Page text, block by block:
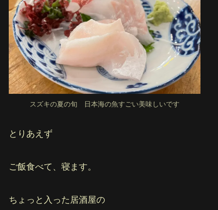
スズキの夏の旬 日本海の魚すごい美味しいです
とりあえず
ご飯食べて、寝ます。
ちょっと入った居酒屋の